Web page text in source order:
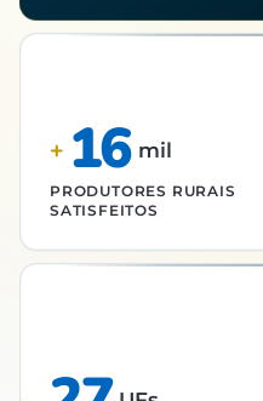
+ 16 mil
PRODUTORES RURAIS
SATISFEITOS